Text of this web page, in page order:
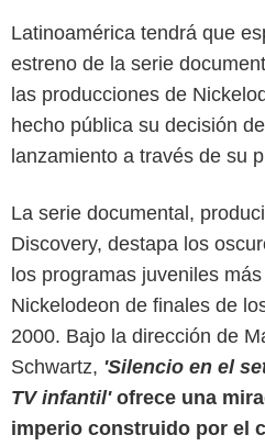
Latinoamérica tendrá que
estreno de la serie
las producciones de
hecho pública su decisión
lanzamiento a través de su
La serie documental,
Discovery, destapa los
los programas juveniles
Nickelodeon de finales de
2000. Bajo la dirección de
Schwartz, 'Silencio en el
TV infantil'ofrece una
imperio construido por el
Max